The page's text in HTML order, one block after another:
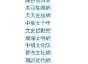
美亞集團網
天天在線網
中華五千年
文史哲動態
燦爛文明網
中國文化院
香海文社網
圖説近代網